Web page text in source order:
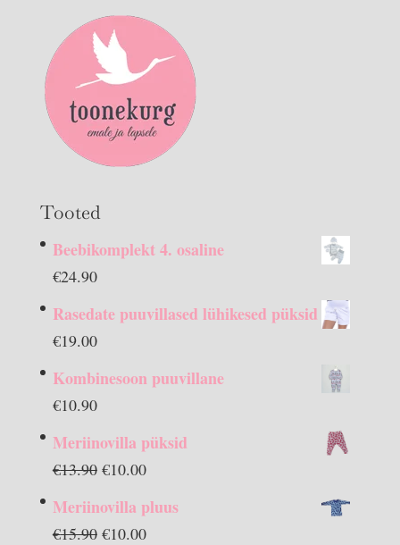
Tooted
Beebikomplekt 4. osaline
€24.90
Rasedate puuvillased lühikesed püksid
€19.00
Kombinesoon puuvillane
€10.90
Meriinovilla püksid
€13.90 Algne
€10.00Praegune
on:
Meriinovilla pluus
€15.90 Algne
€10.00Praegune